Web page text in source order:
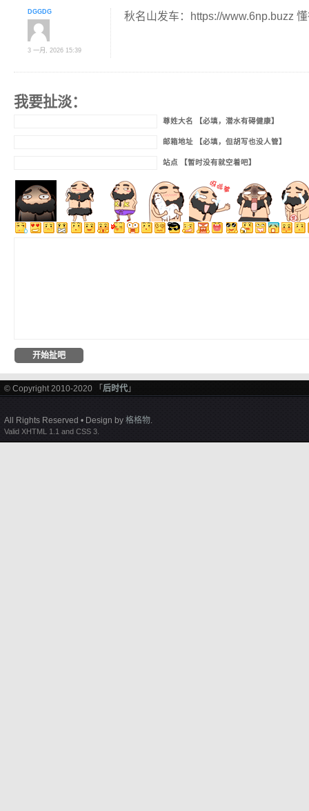
DGGDG
3 一月, 2026 15:39
秋名山发车：https://www.6np.buzz
我要扯淡：
尊姓大名 【必填，潜水有碍健康】
邮箱地址 【必填，但胡写也没人管】
站点 【暂时没有就空着吧】
© Copyright 2010-2020 「 后时代 」
All Rights Reserved • Design by 格格物
Valid XHTML 1.1 and CSS 3.